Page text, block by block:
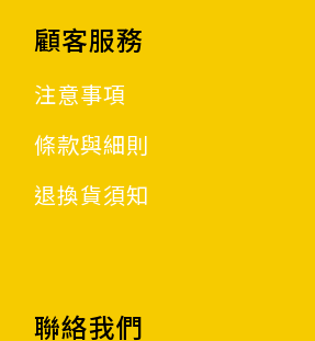
顧客服務
注意事項
條款與細則
退換貨須知
聯絡我們